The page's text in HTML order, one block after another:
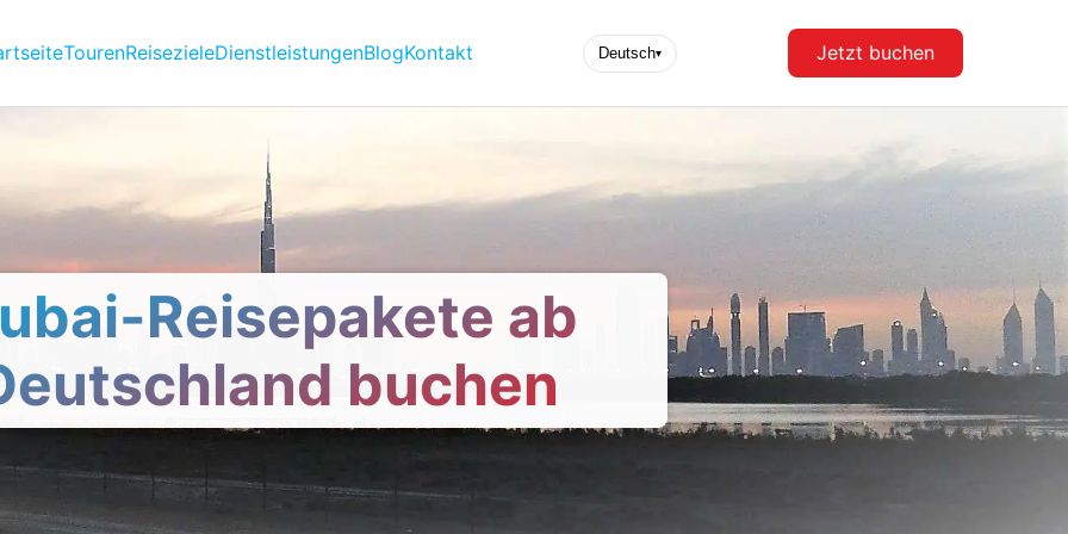
TourenReisezieleDienstleistungenBlogKontakt Deutsch▾ Jetzt buchen
Reisepakete ab
buchen